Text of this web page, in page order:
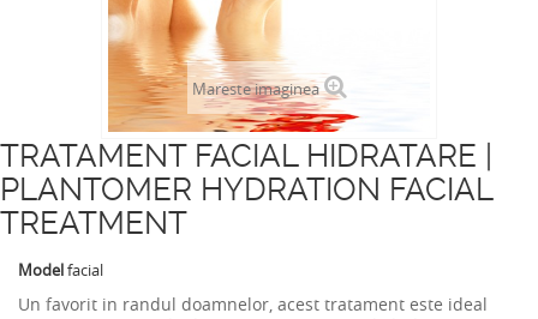
Mareste imaginea
TRATAMENT FACIAL HIDRATARE |
PLANTOMER HYDRATION FACIAL
TREATMENT
Modelfacial
Un favorit in randul doamnelor, acest tratament este ideal